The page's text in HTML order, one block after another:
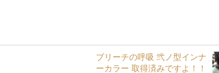
ブリーチの呼吸 弐ノ型インナ
ーカラー 取得済みですよ！！